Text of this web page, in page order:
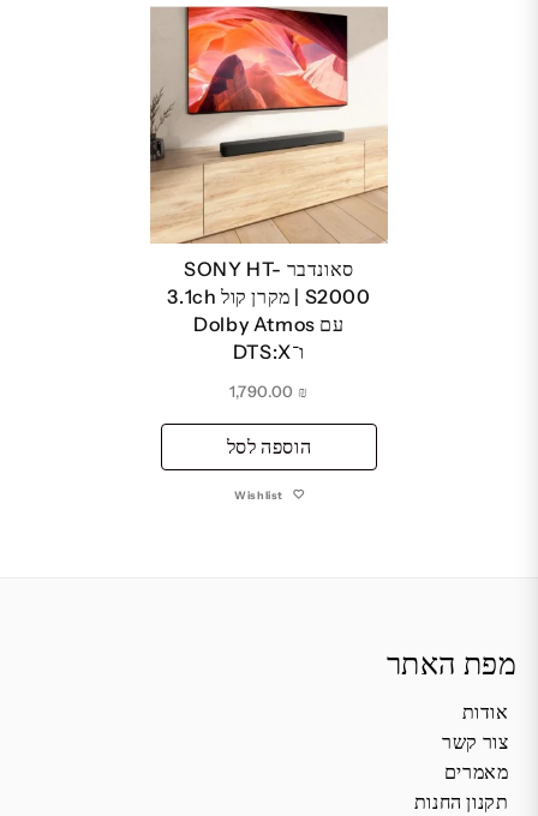
סאונדבר SONY HT-
S2000 | מקרן קול 3.1ch
עם Dolby Atmos
ו־DTS:X
₪
הוספה לסל
Wishlist
מפת האתר
אודות
צור קשר
מאמרים
תקנון החנות